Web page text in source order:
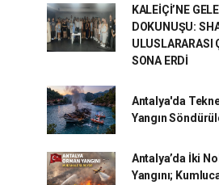
KALEİÇİ’NE
DOKUNUŞU:
ULUSLARARASI
SONA ERDİ
Antalya'da
Yangın
Antalya’da İki
Yangını;